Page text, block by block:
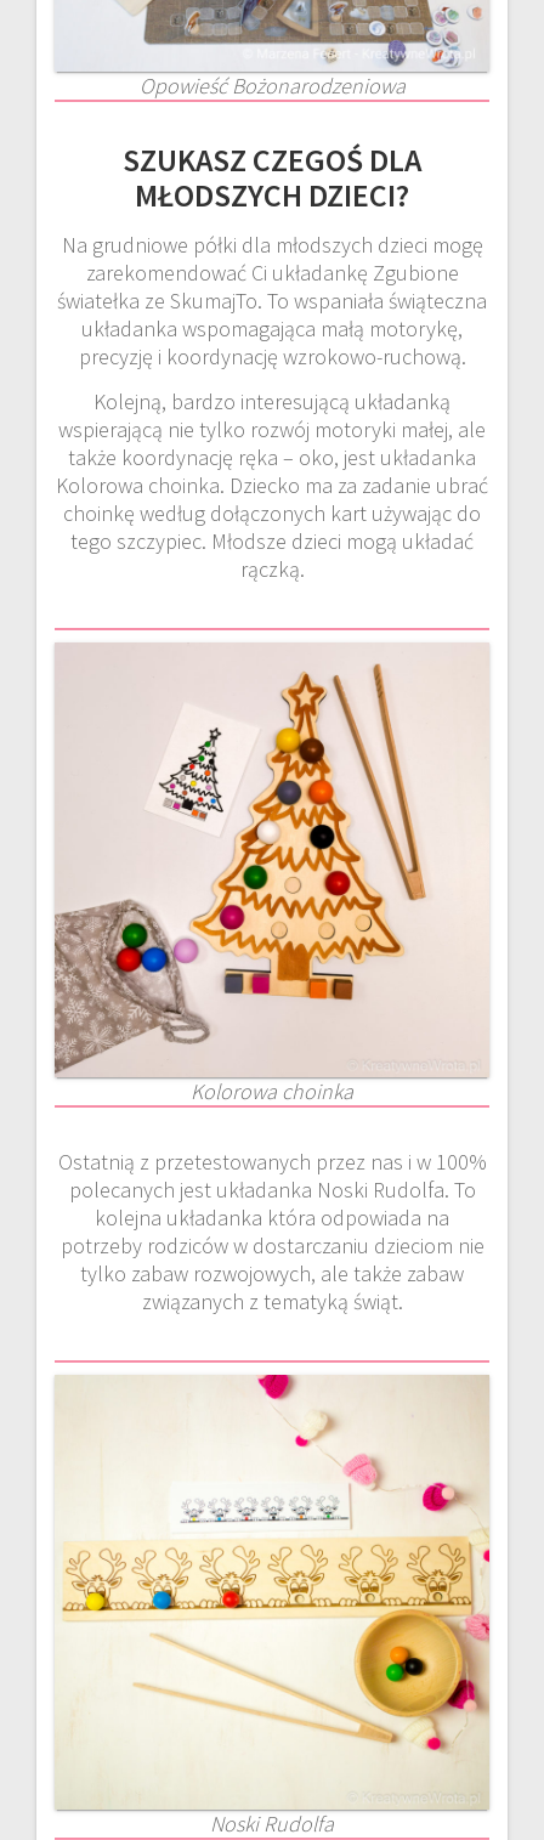
Opowieść Bożonarodzeniowa
SZUKASZ CZEGOŚ DLA
MŁODSZYCH DZIECI?
Na grudniowe półki dla młodszych dzieci mogę
zarekomendować Ci układankę Zgubione
światełka ze SkumajTo. To wspaniała świąteczna
układanka wspomagająca małą motorykę,
precyzję i koordynację wzrokowo-ruchową.
Kolejną, bardzo interesującą układanką
wspierającą nie tylko rozwój motoryki małej, ale
także koordynację ręka – oko, jest układanka
Kolorowa choinka. Dziecko ma za zadanie ubrać
choinkę według dołączonych kart używając do
tego szczypiec. Młodsze dzieci mogą układać
rączką.
Kolorowa choinka
Ostatnią z przetestowanych przez nas i w 100%
polecanych jest układanka Noski Rudolfa. To
kolejna układanka która odpowiada na
potrzeby rodziców w dostarczaniu dzieciom nie
tylko zabaw rozwojowych, ale także zabaw
związanych z tematyką świąt.
Noski Rudolfa